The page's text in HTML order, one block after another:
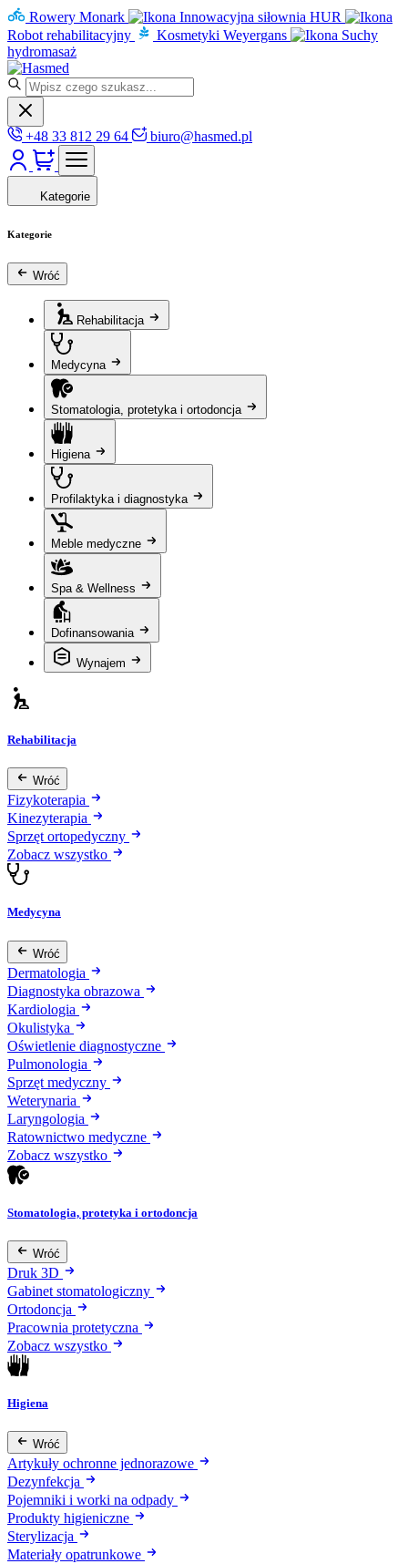
Rowery Monark
Innowacyjna siłownia HUR
Robot rehabilitacyjny
Kosmetyki Weyergans
Suchy
hydromasaż
+48 33 812 29 64 biuro@hasmed.pl
Kategorie
Kategorie
Wróć
Rehabilitacja
Medycyna
Stomatologia, protetyka i ortodoncja
Higiena
Profilaktyka i diagnostyka
Meble medyczne
Spa & Wellness
Dofinansowania
Wynajem
Rehabilitacja
Wróć
Fizykoterapia
Kinezyterapia
Sprzęt ortopedyczny
Zobacz wszystko
Medycyna
Wróć
Dermatologia
Diagnostyka obrazowa
Kardiologia
Okulistyka
Oświetlenie diagnostyczne
Pulmonologia
Sprzęt medyczny
Weterynaria
Laryngologia
Ratownictwo medyczne
Zobacz wszystko
Stomatologia, protetyka i ortodoncja
Wróć
Druk 3D
Gabinet stomatologiczny
Ortodoncja
Pracownia protetyczna
Zobacz wszystko
Higiena
Wróć
Artykuły ochronne jednorazowe
Dezynfekcja
Pojemniki i worki na odpady
Produkty higieniczne
Sterylizacja
Materiały opatrunkowe